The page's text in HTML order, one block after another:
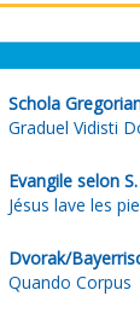
Schola
Graduel Vidisti
Evangile selon
Jésus lave les
Dvorak/
Quando Corpus